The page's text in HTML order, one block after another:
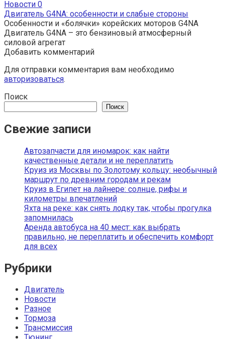
Новости 0
Двигатель G4NA: особенности и слабые стороны
Особенности и «болячки» корейских моторов G4NA
Двигатель G4NA – это бензиновый атмосферный
силовой агрегат
Добавить комментарий
Для отправки комментария вам необходимо
авторизоваться.
Поиск
Поиск
Свежие записи
Автозапчасти для иномарок: как найти
качественные детали и не переплатить
Круиз из Москвы по Золотому кольцу: необычный
маршрут по древним городам и рекам
Круиз в Египет на лайнере: солнце, рифы и
километры впечатлений
Яхта на реке: как снять лодку так, чтобы прогулка
запомнилась
Аренда автобуса на 40 мест: как выбрать
правильно, не переплатить и обеспечить комфорт
для всех
Рубрики
Двигатель
Новости
Разное
Тормоза
Трансмиссия